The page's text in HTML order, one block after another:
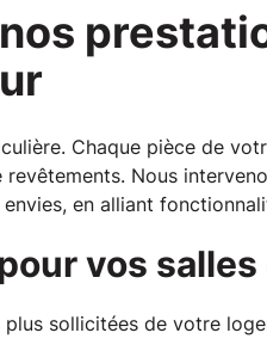
Chaque pièce de
Nous
en alliant
vos salles
sollicitées de votre